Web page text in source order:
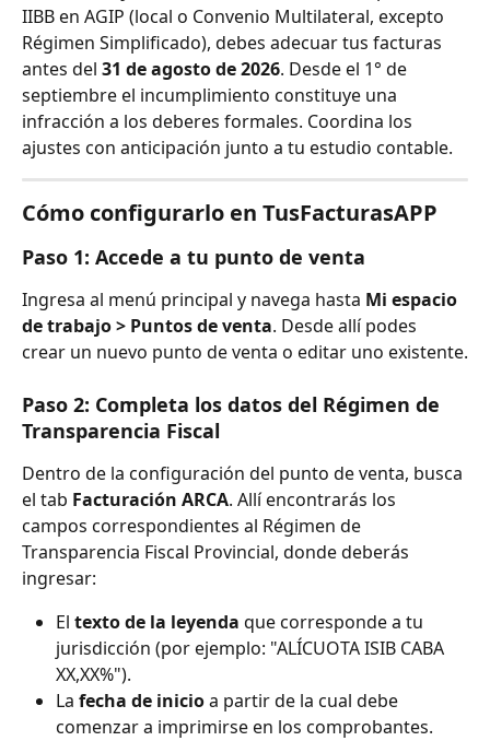
IIBB en AGIP (local o Convenio Multilateral, excepto
Régimen Simplificado), debes adecuar tus facturas
antes del 31 de agosto de 2026. Desde el 1° de
septiembre el incumplimiento constituye una
infracción a los deberes formales. Coordina los
ajustes con anticipación junto a tu estudio contable.
Cómo configurarlo en TusFacturasAPP
Paso 1: Accede a tu punto de venta
Ingresa al menú principal y navega hasta Mi espacio
de trabajo > Puntos de venta. Desde allí podes
crear un nuevo punto de venta o editar uno existente.
Paso 2: Completa los datos del Régimen de
Transparencia Fiscal
Dentro de la configuración del punto de venta, busca
el tab Facturación ARCA. Allí encontrarás los
campos correspondientes al Régimen de
Transparencia Fiscal Provincial, donde deberás
ingresar:
El texto de la leyenda que corresponde a tu
jurisdicción (por ejemplo: "ALÍCUOTA ISIB CABA
XX,XX%").
La fecha de inicio a partir de la cual debe
comenzar a imprimirse en los comprobantes.